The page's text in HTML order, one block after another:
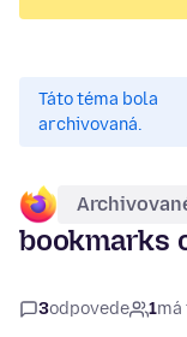
Táto téma bola
archivovaná.
bookmarks
3odpovede 1